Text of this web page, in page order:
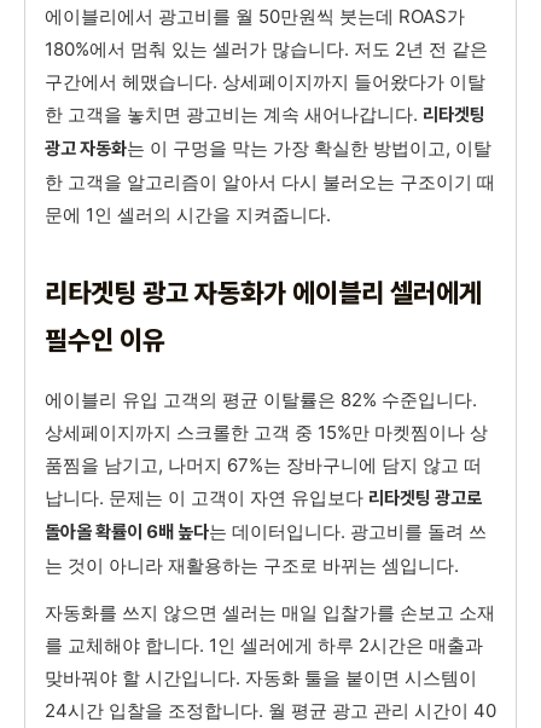
에이블리에서 광고비를 월 50만원씩 붓는데 ROAS가
180%에서 멈춰 있는 셀러가 많습니다. 저도 2년 전 같은
구간에서 헤맸습니다. 상세페이지까지 들어왔다가 이탈
한 고객을 놓치면 광고비는 계속 새어나갑니다. 리타겟팅
광고 자동화는 이 구멍을 막는 가장 확실한 방법이고, 이탈
한 고객을 알고리즘이 알아서 다시 불러오는 구조이기 때
문에 1인 셀러의 시간을 지켜줍니다.
리타겟팅 광고 자동화가 에이블리 셀러에게
필수인 이유
에이블리 유입 고객의 평균 이탈률은 82% 수준입니다.
상세페이지까지 스크롤한 고객 중 15%만 마켓찜이나 상
품찜을 남기고, 나머지 67%는 장바구니에 담지 않고 떠
납니다. 문제는 이 고객이 자연 유입보다 리타겟팅 광고로
돌아올 확률이 6배 높다는 데이터입니다. 광고비를 돌려 쓰
는 것이 아니라 재활용하는 구조로 바뀌는 셈입니다.
자동화를 쓰지 않으면 셀러는 매일 입찰가를 손보고 소재
를 교체해야 합니다. 1인 셀러에게 하루 2시간은 매출과
맞바꿔야 할 시간입니다. 자동화 툴을 붙이면 시스템이
24시간 입찰을 조정합니다. 월 평균 광고 관리 시간이 40